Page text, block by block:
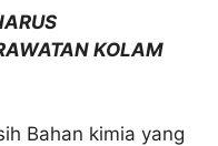
KOLAM
Bahan kimia yang